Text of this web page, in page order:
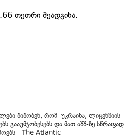
თეთრი შეადგინა.
შიშობენ, რომ უკრაინა, ლიცენზიის
გააუმჯობესებს და მათ აშშ-ზე სწრაფად
- The Atlantic